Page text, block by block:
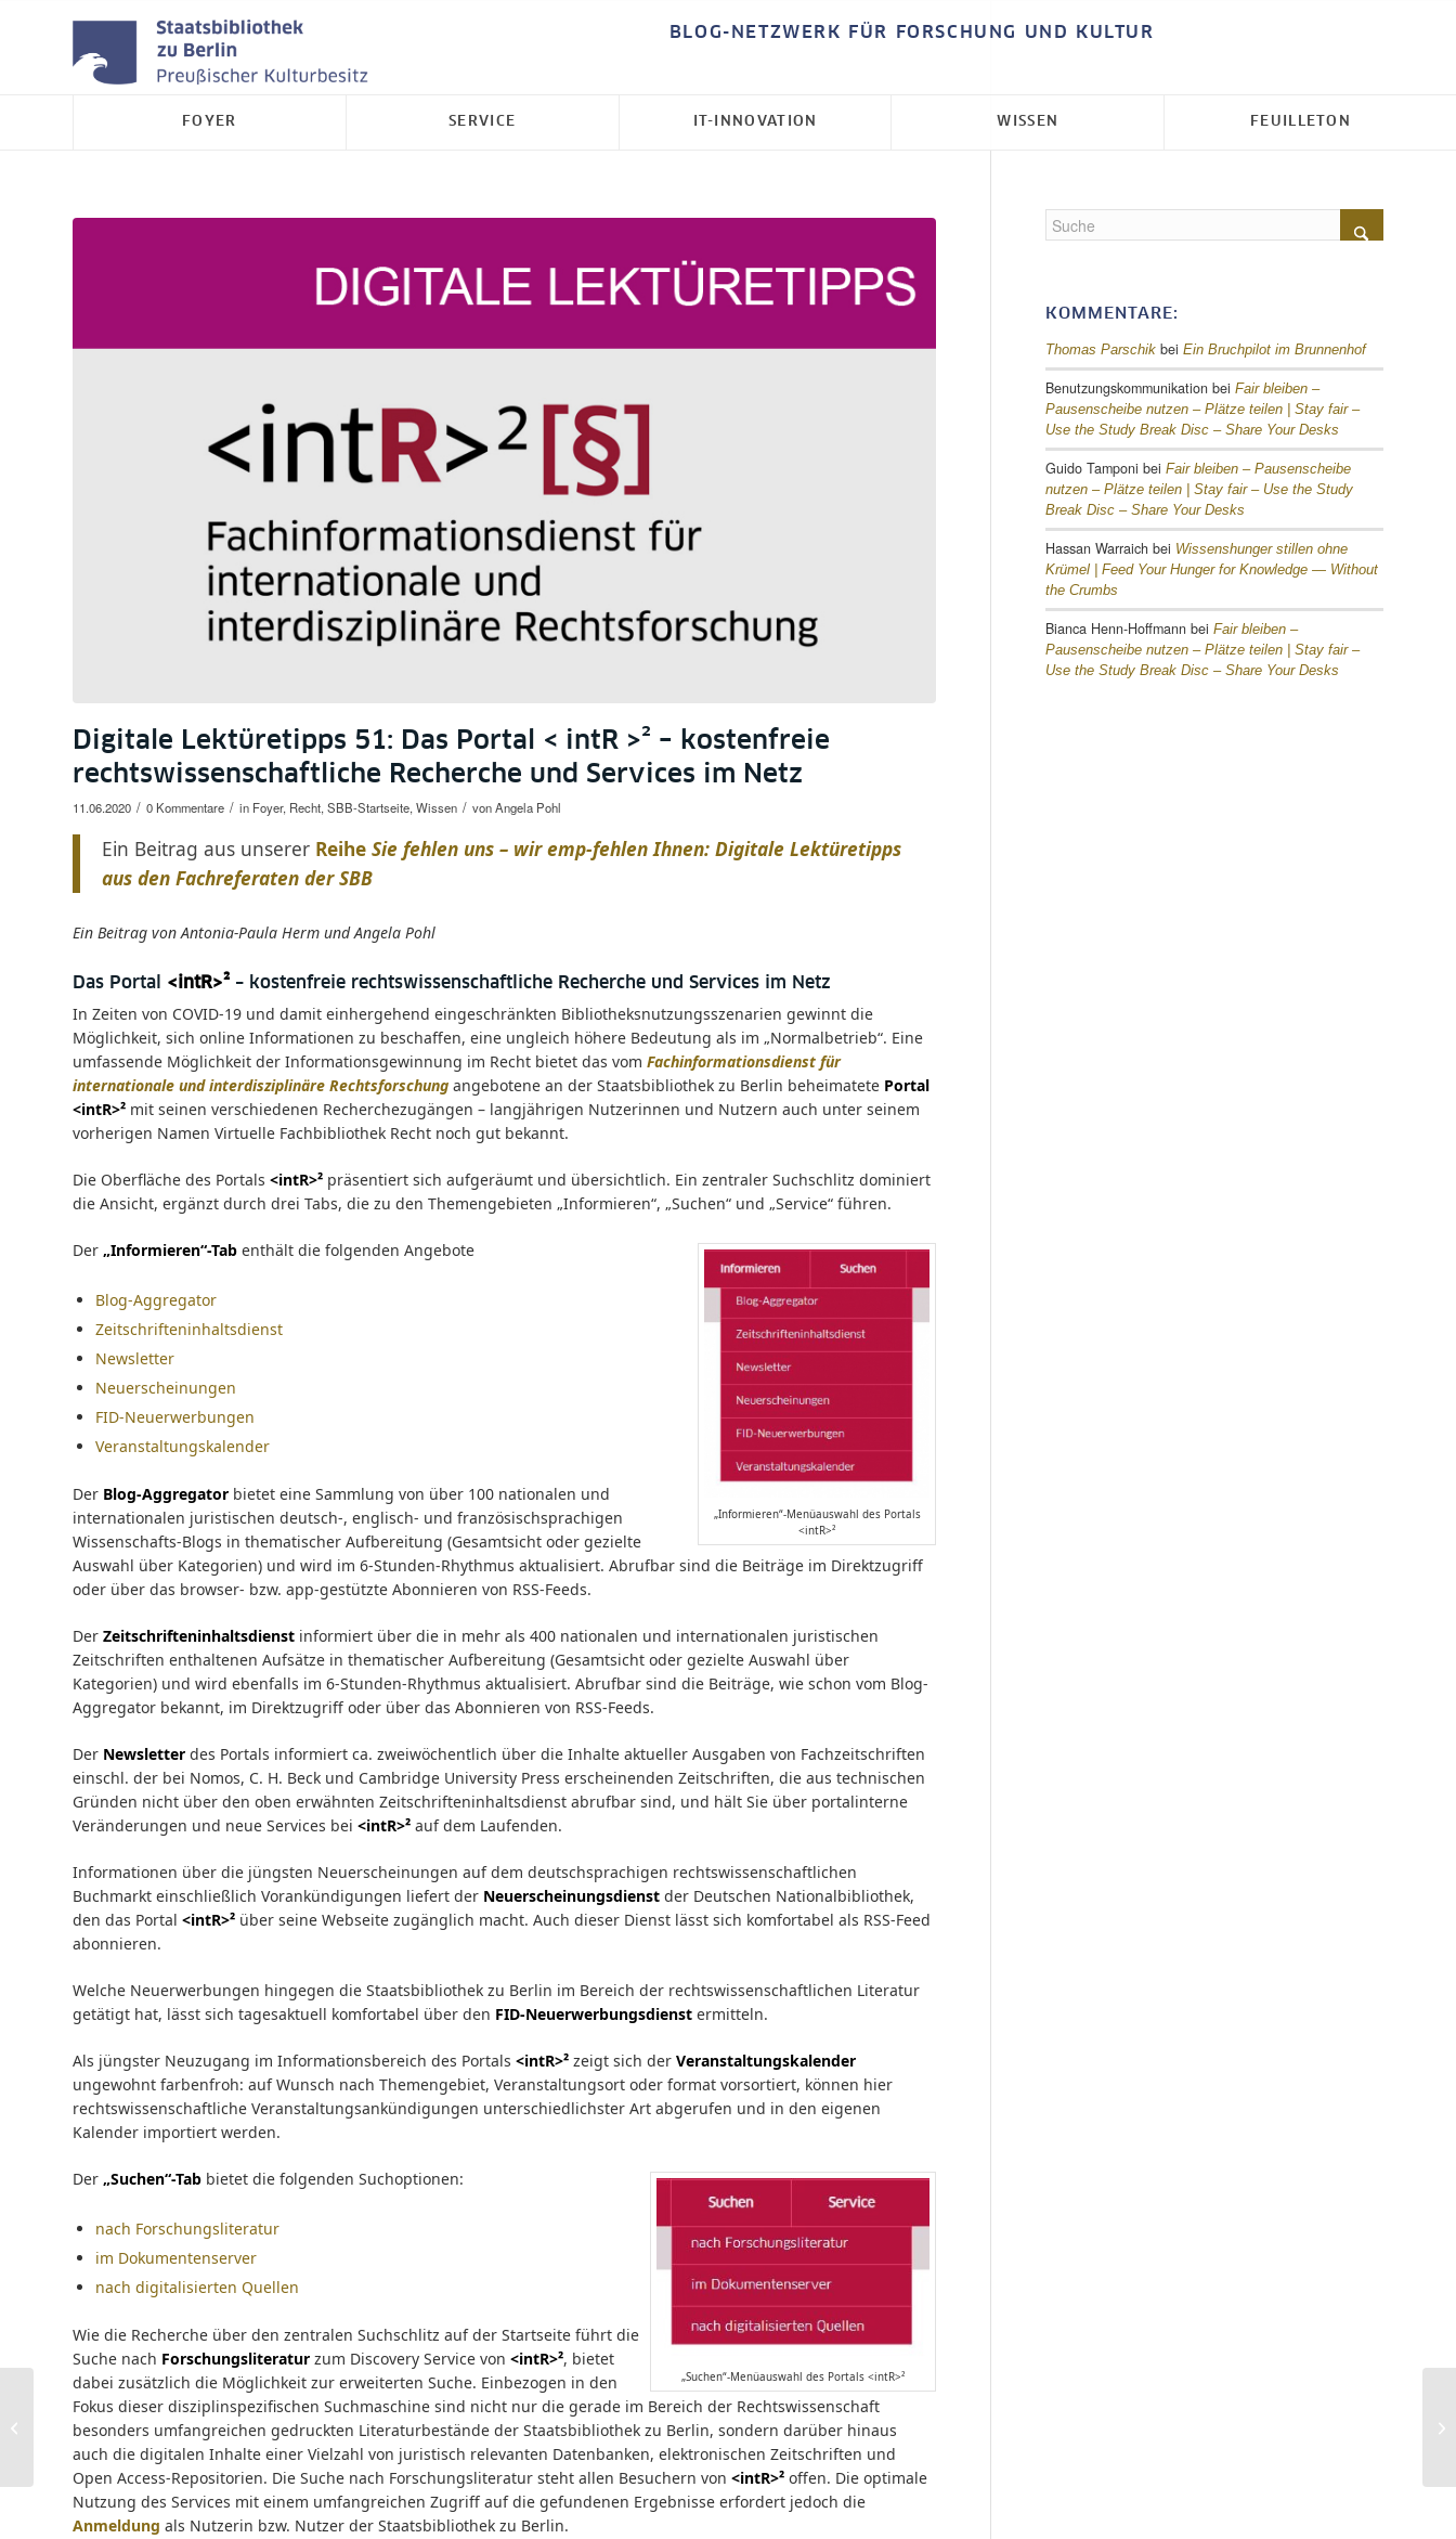
BLOG-NETZWERK FÜR FORSCHUNG UND KULTUR
FOYER SERVICE IT-INNOVATION WISSEN FEUILLETON
Digitale Lektüretipps 51: Das Portal < intR >² – kostenfreie
rechtswissenschaftliche Recherche und Services im Netz
11.06.2020 / 0 Kommentare / in Foyer, Recht, SBB-Startseite, Wissen / vonAngela Pohl
Ein Beitrag aus unserer Reihe Sie fehlen uns – wir emp-fehlen Ihnen: Digitale Lektüretipps
aus den Fachreferaten der SBB
Ein Beitrag von Antonia-Paula Herm und Angela Pohl
Das Portal <intR>² – kostenfreie rechtswissenschaftliche Recherche und Services im Netz
In Zeiten von COVID-19 und damit einhergehend eingeschränkten Bibliotheksnutzungsszenarien gewinnt die
Möglichkeit, sich online Informationen zu beschaffen, eine ungleich höhere Bedeutung als im „Normalbetrieb“. Eine
umfassende Möglichkeit der Informationsgewinnung im Recht bietet das vom Fachinformationsdienst für
internationale und interdisziplinäre Rechtsforschung angebotene an der Staatsbibliothek zu Berlin beheimatete Portal
<intR>² mit seinen verschiedenen Recherchezugängen – langjährigen Nutzerinnen und Nutzern auch unter seinem
vorherigen Namen Virtuelle Fachbibliothek Recht noch gut bekannt.
Die Oberfläche des Portals <intR>² präsentiert sich aufgeräumt und übersichtlich. Ein zentraler Suchschlitz dominiert
die Ansicht, ergänzt durch drei Tabs, die zu den Themengebieten „Informieren“, „Suchen“ und „Service“ führen.
„Informieren“-Menüauswahl des Portals
<intR>²
Der „Informieren“-Tab enthält die folgenden Angebote
Blog-Aggregator
Zeitschrifteninhaltsdienst
Newsletter
Neuerscheinungen
FID-Neuerwerbungen
Veranstaltungskalender
Der Blog-Aggregator bietet eine Sammlung von über 100 nationalen und
internationalen juristischen deutsch-, englisch- und französischsprachigen
Wissenschafts-Blogs in thematischer Aufbereitung (Gesamtsicht oder gezielte
Auswahl über Kategorien) und wird im 6-Stunden-Rhythmus aktualisiert. Abrufbar sind die Beiträge im Direktzugriff
oder über das browser- bzw. app-gestützte Abonnieren von RSS-Feeds.
Der Zeitschrifteninhaltsdienst informiert über die in mehr als 400 nationalen und internationalen juristischen
Zeitschriften enthaltenen Aufsätze in thematischer Aufbereitung (Gesamtsicht oder gezielte Auswahl über
Kategorien) und wird ebenfalls im 6-Stunden-Rhythmus aktualisiert. Abrufbar sind die Beiträge, wie schon vom Blog-
Aggregator bekannt, im Direktzugriff oder über das Abonnieren von RSS-Feeds.
Der Newsletter des Portals informiert ca. zweiwöchentlich über die Inhalte aktueller Ausgaben von Fachzeitschriften
einschl. der bei Nomos, C. H. Beck und Cambridge University Press erscheinenden Zeitschriften, die aus technischen
Gründen nicht über den oben erwähnten Zeitschrifteninhaltsdienst abrufbar sind, und hält Sie über portalinterne
Veränderungen und neue Services bei <intR>² auf dem Laufenden.
Informationen über die jüngsten Neuerscheinungen auf dem deutschsprachigen rechtswissenschaftlichen
Buchmarkt einschließlich Vorankündigungen liefert der Neuerscheinungsdienst der Deutschen Nationalbibliothek,
den das Portal <intR>² über seine Webseite zugänglich macht. Auch dieser Dienst lässt sich komfortabel als RSS-Feed
abonnieren.
Welche Neuerwerbungen hingegen die Staatsbibliothek zu Berlin im Bereich der rechtswissenschaftlichen Literatur
getätigt hat, lässt sich tagesaktuell komfortabel über den FID-Neuerwerbungsdienst ermitteln.
Als jüngster Neuzugang im Informationsbereich des Portals <intR>² zeigt sich der Veranstaltungskalender
ungewohnt farbenfroh: auf Wunsch nach Themengebiet, Veranstaltungsort oder format vorsortiert, können hier
rechtswissenschaftliche Veranstaltungsankündigungen unterschiedlichster Art abgerufen und in den eigenen
Kalender importiert werden.
„Suchen“-Menüauswahl des Portals <intR>²
Der „Suchen“-Tab bietet die folgenden Suchoptionen:
nach Forschungsliteratur
im Dokumentenserver
nach digitalisierten Quellen
Wie die Recherche über den zentralen Suchschlitz auf der Startseite führt die
Suche nach Forschungsliteratur zum Discovery Service von <intR>², bietet
dabei zusätzlich die Möglichkeit zur erweiterten Suche. Einbezogen in den
Fokus dieser disziplinspezifischen Suchmaschine sind nicht nur die gerade im Bereich der Rechtswissenschaft
besonders umfangreichen gedruckten Literaturbestände der Staatsbibliothek zu Berlin, sondern darüber hinaus
auch die digitalen Inhalte einer Vielzahl von juristisch relevanten Datenbanken, elektronischen Zeitschriften und
Open Access-Repositorien. Die Suche nach Forschungsliteratur steht allen Besuchern von <intR>² offen. Die optimale
Nutzung des Services mit einem umfangreichen Zugriff auf die gefundenen Ergebnisse erfordert jedoch die
Anmeldung als Nutzerin bzw. Nutzer der Staatsbibliothek zu Berlin.
KOMMENTARE:
Thomas Parschik bei Ein Bruchpilot im Brunnenhof
Benutzungskommunikation bei Fair bleiben –
Pausenscheibe nutzen – Plätze teilen | Stay fair –
Use the Study Break Disc – Share Your Desks
Guido Tamponi bei Fair bleiben – Pausenscheibe
nutzen – Plätze teilen | Stay fair – Use the Study
Break Disc – Share Your Desks
Hassan Warraich bei Wissenshunger stillen ohne
Krümel | Feed Your Hunger for Knowledge — Without
the Crumbs
Bianca Henn-Hoffmann bei Fair bleiben –
Pausenscheibe nutzen – Plätze teilen | Stay fair –
Use the Study Break Disc – Share Your Desks
SchreibZeit verändert
sich …